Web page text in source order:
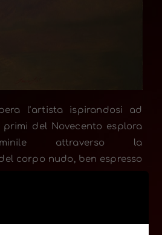
l’artista ispirandosi ad
del Novecento esplora
attraverso la
corpo nudo, ben espresso
all’incarnato ed esalta la
sui quali è adagiata la